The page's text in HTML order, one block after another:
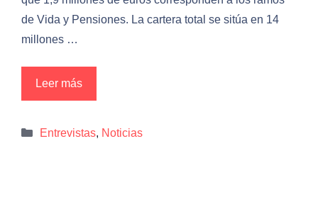
de Vida y Pensiones. La cartera total se sitúa en 14
millones …
Leer más
Categorías
Entrevistas, Noticias